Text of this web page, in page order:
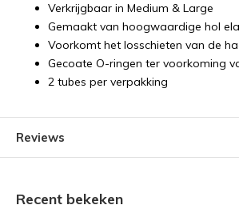
Verkrijgbaar in Medium & Large
Gemaakt van hoogwaardige hol
Voorkomt het losschieten van de
Gecoate O-ringen ter voorkoming
2 tubes per verpakking
Reviews
Recent bekeken